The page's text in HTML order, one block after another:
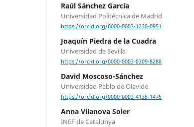
Raúl Sánchez García
Universidad Politécnica de Madrid
https://orcid.org/0000-0003-1230-0951
Joaquín Piedra de la Cuadra
Universidad de Sevilla
https://orcid.org/0000-0003-0309-8288
David Moscoso-Sánchez
Universidad Pablo de Olavide
https://orcid.org/0000-0003-4135-1475
Anna Vilanova Soler
INEF de Catalunya